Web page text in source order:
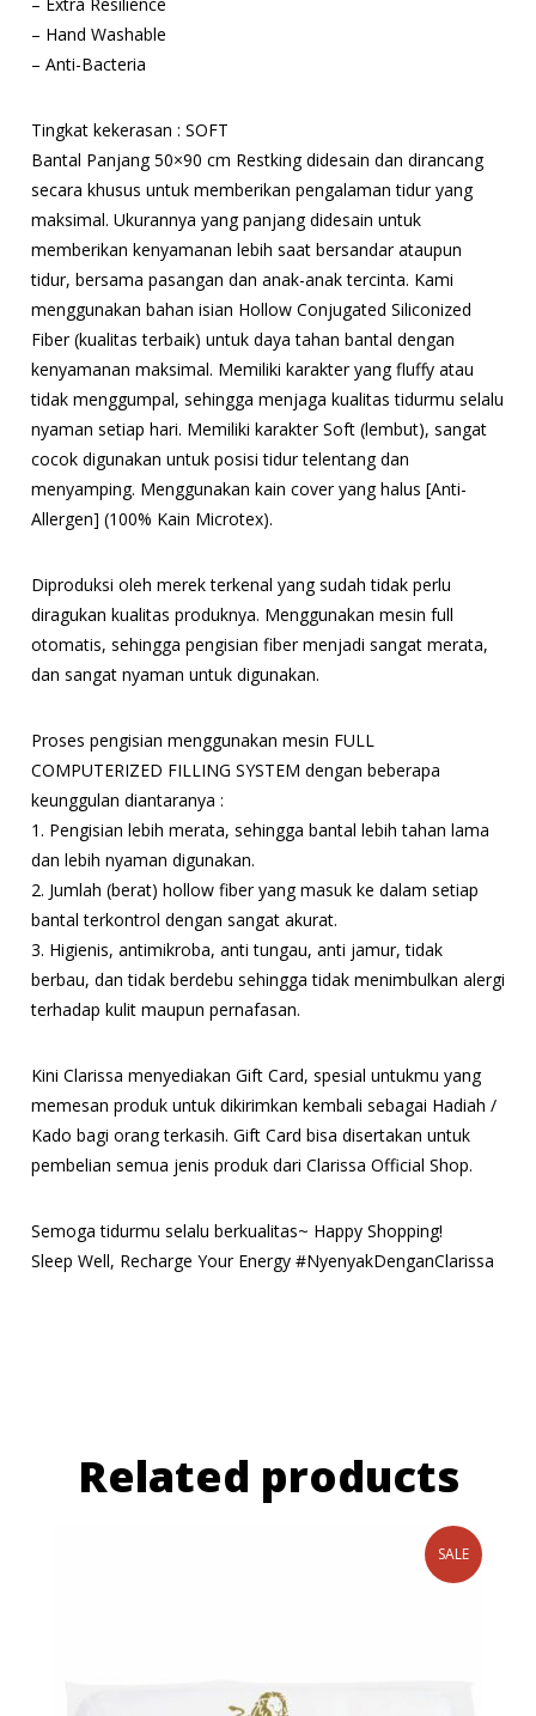
– Hand Washable
– Anti-Bacteria
Tingkat kekerasan : SOFT
Bantal Panjang 50×90 cm Restking didesain dan dirancang
secara khusus untuk memberikan pengalaman tidur yang
maksimal. Ukurannya yang panjang didesain untuk
memberikan kenyamanan lebih saat bersandar ataupun
tidur, bersama pasangan dan anak-anak tercinta. Kami
menggunakan bahan isian Hollow Conjugated Siliconized
Fiber (kualitas terbaik) untuk daya tahan bantal dengan
kenyamanan maksimal. Memiliki karakter yang fluffy atau
tidak menggumpal, sehingga menjaga kualitas tidurmu selalu
nyaman setiap hari. Memiliki karakter Soft (lembut), sangat
cocok digunakan untuk posisi tidur telentang dan
menyamping. Menggunakan kain cover yang halus [Anti-
Allergen] (100% Kain Microtex).
Diproduksi oleh merek terkenal yang sudah tidak perlu
diragukan kualitas produknya. Menggunakan mesin full
otomatis, sehingga pengisian fiber menjadi sangat merata,
dan sangat nyaman untuk digunakan.
Proses pengisian menggunakan mesin FULL
COMPUTERIZED FILLING SYSTEM dengan beberapa
keunggulan diantaranya :
1. Pengisian lebih merata, sehingga bantal lebih tahan lama
dan lebih nyaman digunakan.
2. Jumlah (berat) hollow fiber yang masuk ke dalam setiap
bantal terkontrol dengan sangat akurat.
3. Higienis, antimikroba, anti tungau, anti jamur, tidak
berbau, dan tidak berdebu sehingga tidak menimbulkan alergi
terhadap kulit maupun pernafasan.
Kini Clarissa menyediakan Gift Card, spesial untukmu yang
memesan produk untuk dikirimkan kembali sebagai Hadiah /
Kado bagi orang terkasih. Gift Card bisa disertakan untuk
pembelian semua jenis produk dari Clarissa Official Shop.
Semoga tidurmu selalu berkualitas~ Happy Shopping!
Sleep Well, Recharge Your Energy #NyenyakDenganClarissa
Related products
SALE